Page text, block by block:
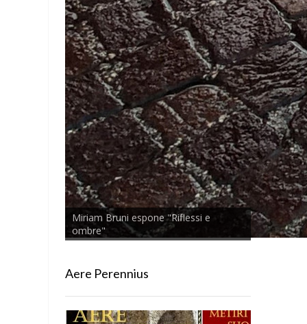
Miriam Bruni espone "Riflessi e
ombre"
Aere Perennius